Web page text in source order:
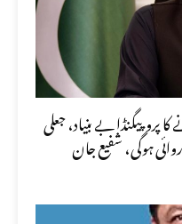
بے بنیاد، جعلی
ہوگی، شفیع جان